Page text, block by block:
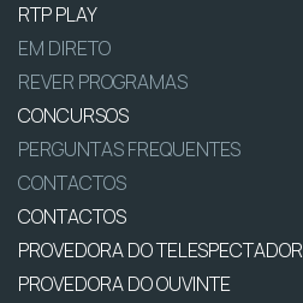
RTP PLAY
EM DIRETO
REVER PROGRAMAS
CONCURSOS
PERGUNTAS FREQUENTES
CONTACTOS
CONTACTOS
PROVEDORA DO TELESPECTADOR
PROVEDORA DO OUVINTE